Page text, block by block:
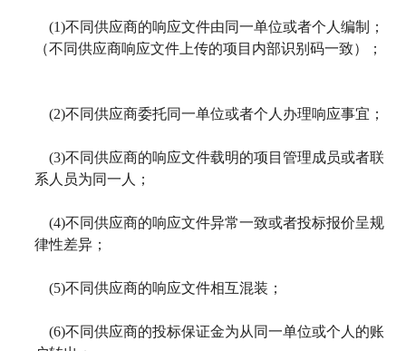
(1)不同供应商的响应文件由同一单位或者个人编制；
（不同供应商响应文件上传的项目内部识别码一致）；
(2)不同供应商委托同一单位或者个人办理响应事宜；
(3)不同供应商的响应文件载明的项目管理成员或者联
系人员为同一人；
(4)不同供应商的响应文件异常一致或者投标报价呈规
律性差异；
(5)不同供应商的响应文件相互混装；
(6)不同供应商的投标保证金为从同一单位或个人的账